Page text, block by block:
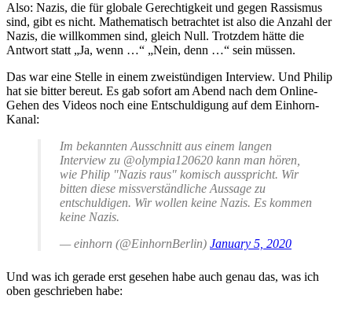
Also: Nazis, die für globale Gerechtigkeit und gegen Rassismus
sind, gibt es nicht. Mathematisch betrachtet ist also die Anzahl der
Nazis, die willkommen sind, gleich Null. Trotzdem hätte die
Antwort statt „Ja, wenn …“ „Nein, denn …“ sein müssen.
Das war eine Stelle in einem zweistündigen Interview. Und Philip
hat sie bitter bereut. Es gab sofort am Abend nach dem Online-
Gehen des Videos noch eine Entschuldigung auf dem Einhorn-
Kanal:
Im bekannten Ausschnitt aus einem langen
Interview zu @olympia120620 kann man hören,
wie Philip "Nazis raus" komisch ausspricht. Wir
bitten diese missverständliche Aussage zu
entschuldigen. Wir wollen keine Nazis. Es kommen
keine Nazis.
— einhorn (@EinhornBerlin) January 5, 2020
Und was ich gerade erst gesehen habe auch genau das, was ich
oben geschrieben habe: